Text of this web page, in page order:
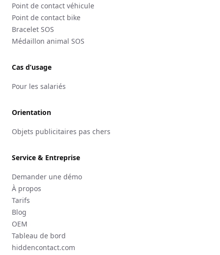
Point de contact véhicule
Point de contact bike
Bracelet SOS
Médaillon animal SOS
Cas d’usage
Pour les salariés
Orientation
Objets publicitaires pas chers
Service & Entreprise
Demander une démo
À propos
Tarifs
Blog
OEM
Tableau de bord
hiddencontact.com